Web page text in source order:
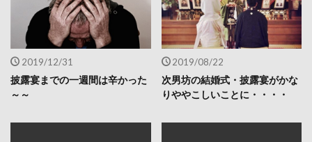
2019/12/31
披露宴までの一週間は辛かった
～～
2019/08/22
次男坊の結婚式・披露宴がかな
りややこしいことに・・・・